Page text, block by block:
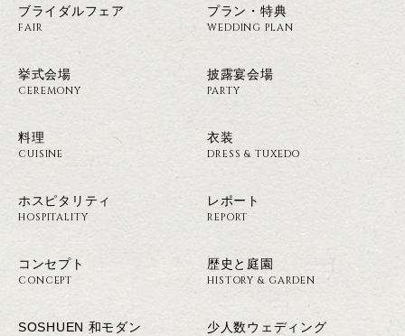
ブライダルフェア
FAIR
プラン・特典
WEDDING PLAN
挙式会場
CEREMONY
披露宴会場
PARTY
料理
CUISINE
衣装
DRESS & TUXEDO
ホスピタリティ
HOSPITALITY
レポート
REPORT
コンセプト
CONCEPT
歴史と庭園
HISTORY & GARDEN
SOSHUEN 和モダン 少人数ウェディング